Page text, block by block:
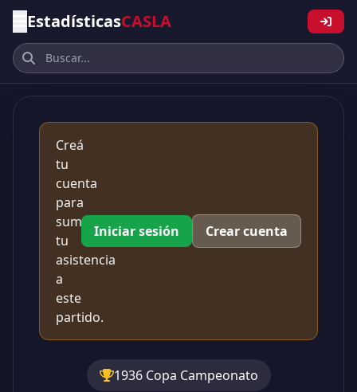
EstadísticasCASLA
Creá
tu
cuenta
para
sumar
tu
asistencia
a
este
partido.
Iniciar sesión Crear cuenta
1936 Copa Campeonato